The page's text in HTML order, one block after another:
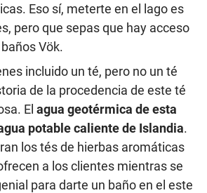
Eso sí, meterte en el lago es
pero que sepas que hay acceso
Vök.
incluido un té, pero no un té
de la procedencia de este té
El agua geotérmica de esta
potable caliente de Islandia.
los tés de hierbas aromáticas
a los clientes mientras se
para darte un baño en el este